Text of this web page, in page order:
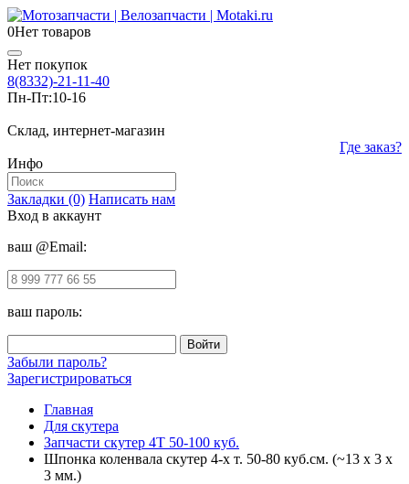
0Нет товаров
Нет покупок
8(8332)-21-11-40
Пн-Пт:10-16
Склад, интернет-магазин
Где заказ?
Инфо
Закладки (0) Написать нам
Вход в аккаунт
ваш @Email:
ваш пароль:
Забыли пароль?
Зарегистрироваться
Главная
Для скутера
Запчасти скутер 4Т 50-100 куб.
Шпонка коленвала скутер 4-х т. 50-80 куб.см. (~13 x 3 x
3 мм.)